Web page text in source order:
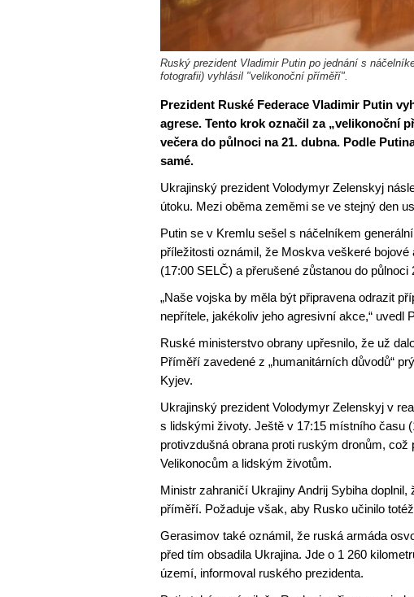
Ruský prezident Vladimir Putin po jednání s
fotografii) vyhlásil "velikonoční příměří".
Prezident Ruské Federace Vladimir Putin
agrese. Tento krok označil za „velikonoční
večera do půlnoci na 21. dubna. Podle
samé.
Ukrajinský prezident Volodymyr Zelenskyj
útoku. Mezi oběma zeměmi se ve stejný den
Putin se v Kremlu sešel s náčelníkem
příležitosti oznámil, že Moskva veškeré
(17:00 SELČ) a přerušené zůstanou do půlnoci
„Naše vojska by měla být připravena odrazit
nepřítele, jakékoliv jeho agresivní akce,“ uvedl
Ruské ministerstvo obrany upřesnilo, že už
Příměří zavedené z „humanitárních důvodů“
Kyjev.
Ukrajinský prezident Volodymyr Zelenskyj v
s lidskými životy. Ještě v 17:15 místního času
protivzdušná obrana proti ruským dronům,
Velikonocům a lidským životům.
Ministr zahraničí Ukrajiny Andrij Sybiha
příměří. Požaduje však, aby Rusko učinilo
Gerasimov také oznámil, že ruská armáda
před tím obsadila Ukrajina. Jde o 1 260
území, informoval ruského prezidenta.